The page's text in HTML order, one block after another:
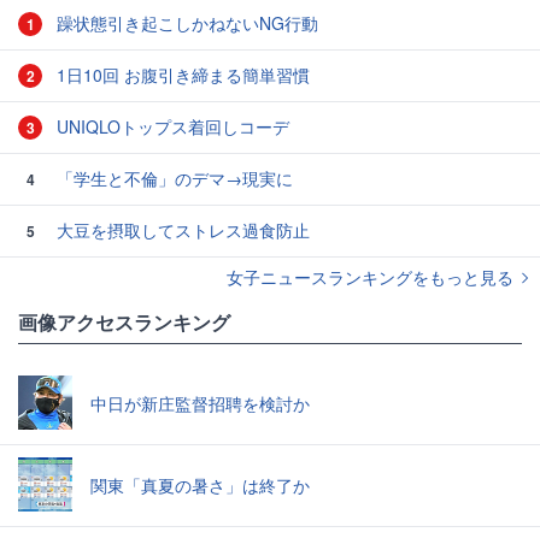
1 躁状態引き起こしかねないNG行動
2 1日10回 お腹引き締まる簡単習慣
3 UNIQLOトップス着回しコーデ
4 「学生と不倫」のデマ→現実に
5
大豆を摂取してストレス過食防止
女子ニュースランキングをもっと見る
画像アクセスランキング
中日が新庄監督招聘を検討か
関東「真夏の暑さ」は終了か